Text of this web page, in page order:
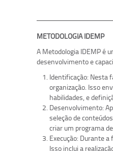
METODOLOGIA IDEMP
A Metodologia IDEMP é
desenvolvimento e
Identificação: Nesta
organização. Isso
habilidades, e
Desenvolvimento:
seleção de
criar um programa
Execução: Durante
Isso inclui a